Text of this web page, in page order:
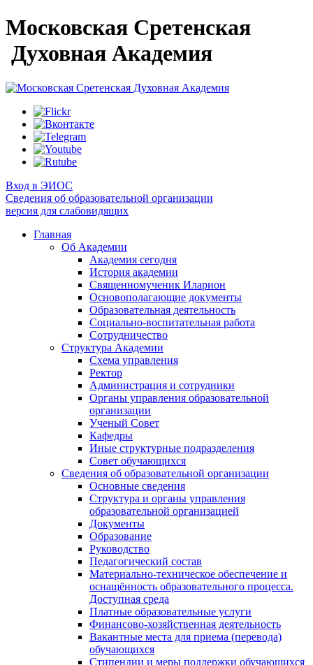
Московская Сретенская
Духовная Академия
Вход в ЭИОС
Сведения об образовательной организации
версия для слабовидящих
Главная
Об Академии
Академия сегодня
История академии
Священномученик Иларион
Основополагающие документы
Образовательная деятельность
Социально-воспитательная работа
Сотрудничество
Структура Академии
Схема управления
Ректор
Администрация и сотрудники
Органы управления образовательной
организации
Ученый Совет
Кафедры
Иные структурные подразделения
Совет обучающихся
Сведения об образовательной организации
Основные сведения
Структура и органы управления
образовательной организацией
Документы
Образование
Руководство
Педагогический состав
Материально-техническое обеспечение и
оснащённость образовательного процесса.
Доступная среда
Платные образовательные услуги
Финансово-хозяйственная деятельность
Вакантные места для приема (перевода)
обучающихся
Стипендии и меры поддержки обучающихся